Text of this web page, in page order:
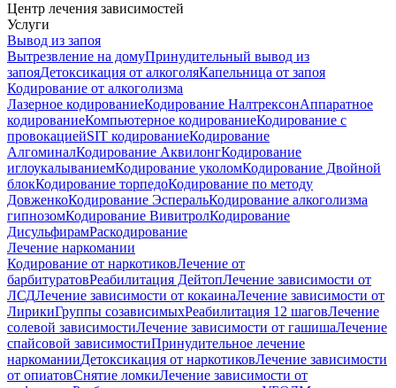
Центр лечения зависимостей
Услуги
Вывод из запоя
Вытрезвление на домуПринудительный вывод из
запояДетоксикация от алкоголяКапельница от запоя
Кодирование от алкоголизма
Лазерное кодированиеКодирование НалтрексонАппаратное
кодированиеКомпьютерное кодированиеКодирование с
провокациейSIT кодированиеКодирование
АлгоминалКодирование АквилонгКодирование
иглоукалываниемКодирование уколомКодирование Двойной
блокКодирование торпедоКодирование по методу
ДовженкоКодирование ЭсперальКодирование алкоголизма
гипнозомКодирование ВивитролКодирование
ДисульфирамРаскодирование
Лечение наркомании
Кодирование от наркотиковЛечение от
барбитуратовРеабилитация ДейтопЛечение зависимости от
ЛСДЛечение зависимости от кокаинаЛечение зависимости от
ЛирикиГруппы созависимыхРеабилитация 12 шаговЛечение
солевой зависимостиЛечение зависимости от гашишаЛечение
спайсовой зависимостиПринудительное лечение
наркоманииДетоксикация от наркотиковЛечение зависимости
от опиатовСнятие ломкиЛечение зависимости от